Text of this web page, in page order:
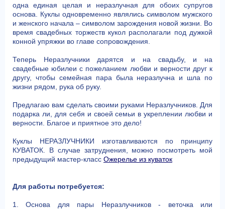
одна единая целая и неразлучная для обоих супругов
основа. Куклы одновременно являлись символом мужского
и женского начала – символом зарождения новой жизни. Во
время свадебных торжеств кукол располагали под дужкой
конной упряжки во главе сопровождения.
Теперь Неразлучники дарятся и на свадьбу, и на
свадебные юбилеи с пожеланием любви и верности друг к
другу, чтобы семейная пара была неразлучна и шла по
жизни рядом, рука об руку.
Предлагаю вам сделать своими руками Неразлучников. Для
подарка ли, для себя и своей семьи в укреплении любви и
верности. Благое и приятное это дело!
Куклы НЕРАЗЛУЧНИКИ изготавливаются по принципу
КУВАТОК. В случае затруднения, можно посмотреть мой
предыдущий мастер-класс Ожерелье из куваток
Для работы потребуется:
1. Основа для пары Неразлучников - веточка или